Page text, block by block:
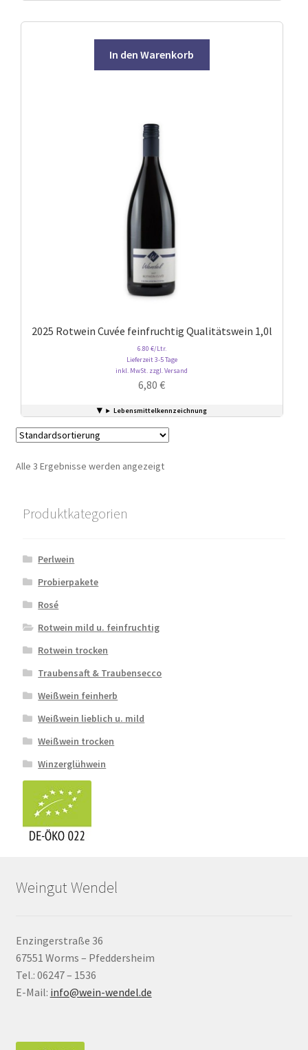
2025 Rotwein Cuvée feinfruchtig Qualitätswein 1,0l
6.80 €/Ltr.
Lieferzeit 3-5 Tage
inkl. MwSt. zzgl. Versand
6,80€
Lebensmittelkennzeichnung
In den Warenkorb
Alle 3 Ergebnisse werden angezeigt
Produktkategorien
Perlwein
Probierpakete
Rosé
Rotwein mild u. feinfruchtig
Rotwein trocken
Traubensaft & Traubensecco
Weißwein feinherb
Weißwein lieblich u. mild
Weißwein trocken
Winzerglühwein
Weingut Wendel
Enzingerstraße 36
67551 Worms – Pfeddersheim
Tel.: 06247 – 1536
E-Mail: info@wein-wendel.de